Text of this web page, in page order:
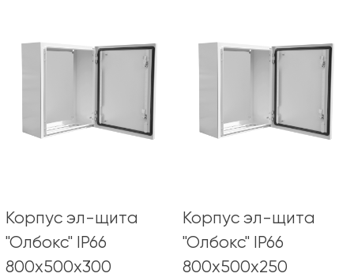
Корпус эл-щита
"Олбокс" IP66
800х500х300
Корпус эл-щита
"Олбокс" IP66
800х500х250